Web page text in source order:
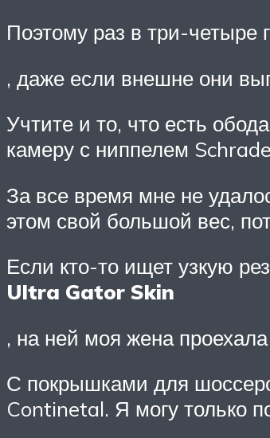
Поэтому раз в три-четыре
, даже если внешне они
Учтите и то, что есть
камеру с ниппелем
За все время мне не
этом свой большой вес,
Если кто-то ищет узкую
Ultra Gator Skin
, на ней моя жена
С покрышками для
Continetal. Я могу только